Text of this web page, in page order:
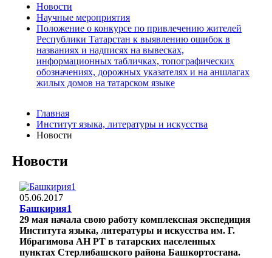
Новости
Научные мероприятия
Положение о конкурсе по привлечению жителей
Республики Татарстан к выявлению ошибок в
названиях и надписях на вывесках,
информационных табличках, топографических
обозначениях, дорожных указателях и на аншлагах
жилых домов на татарском языке
Главная
Институт языка, литературы и искусства
Новости
Новости
05.06.2017
Башкирия1
29 мая начала свою работу комплексная экспедиция
Института языка, литературы и искусства им. Г.
Ибрагимова АН РТ в татарских населенных
пунктах Стерлибашского района Башкортостана.